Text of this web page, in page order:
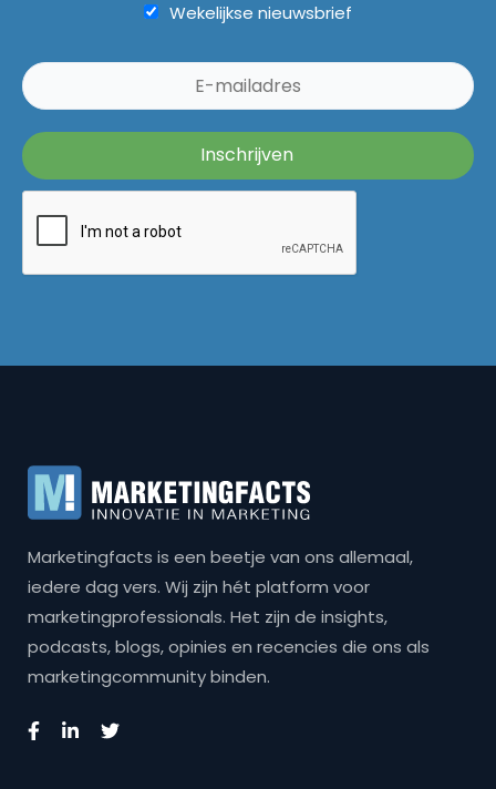
Wekelijkse nieuwsbrief
Marketingfacts is een beetje van ons allemaal,
iedere dag vers. Wij zijn hét platform voor
marketingprofessionals. Het zijn de insights,
podcasts, blogs, opinies en recencies die ons als
marketingcommunity binden.